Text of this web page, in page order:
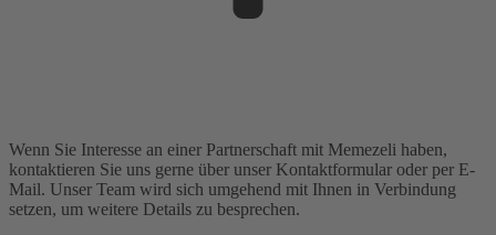
Wenn Sie Interesse an einer Partnerschaft mit Memezeli haben,
kontaktieren Sie uns gerne über unser Kontaktformular oder per E-
Mail. Unser Team wird sich umgehend mit Ihnen in Verbindung
setzen, um weitere Details zu besprechen.